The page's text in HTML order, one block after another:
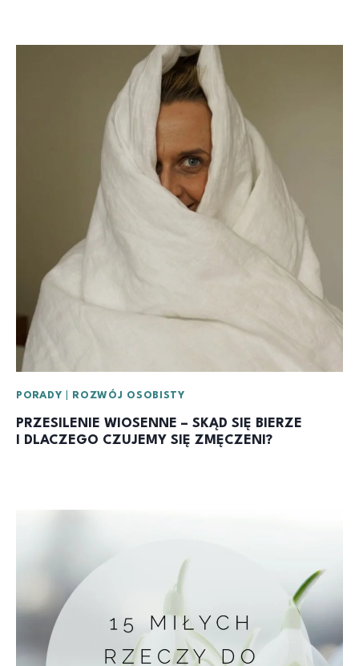
PORADY ROZWÓJ OSOBISTY
PRZESILENIE WIOSENNE – SKĄD SIĘ BIERZE
I DLACZEGO CZUJEMY SIĘ ZMĘCZENI?